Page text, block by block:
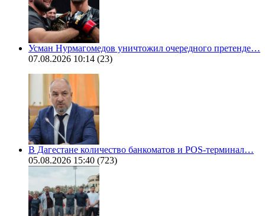
Усман Нурмагомедов уничтожил очередного претенде…
07.08.2026 10:14 (23)
В Дагестане количество банкоматов и POS-терминал…
05.08.2026 15:40 (723)